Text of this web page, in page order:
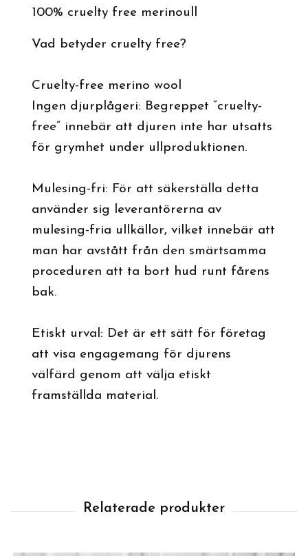
100% cruelty free merinoull
Vad betyder cruelty free?
Cruelty-free merino wool
Ingen djurplågeri: Begreppet ”cruelty-
free” innebär att djuren inte har utsatts
för grymhet under ullproduktionen.
Mulesing-fri: För att säkerställa detta
använder sig leverantörerna av
mulesing-fria ullkällor, vilket innebär att
man har avstått från den smärtsamma
proceduren att ta bort hud runt fårens
bak.
Etiskt urval: Det är ett sätt för företag
att visa engagemang för djurens
välfärd genom att välja etiskt
framställda material.